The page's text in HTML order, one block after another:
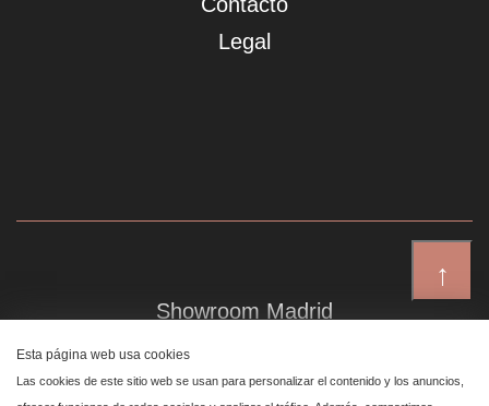
↑
Legal
Showroom Madrid
Plaza de Canalejas 6, 4 izq
Centro, 28014 Madrid
Esta página web usa cookies
Las cookies de este sitio web se usan para personalizar el contenido y los anuncios,